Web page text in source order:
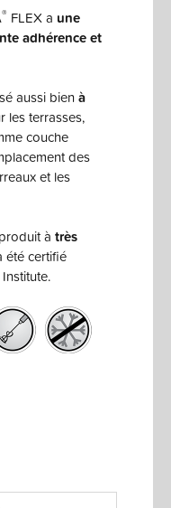
® FLEX a une
adhérence et
aussi bienà
les terrasses,
couche
des
et les
à très
été certifié